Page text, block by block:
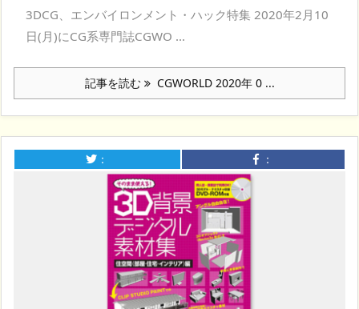
3DCG、エンバイロンメント・ハック特集 2020年2月10
日(月)にCG系専門誌CGWO ...
記事を読む CGWORLD 2020年 0 ...
： ：